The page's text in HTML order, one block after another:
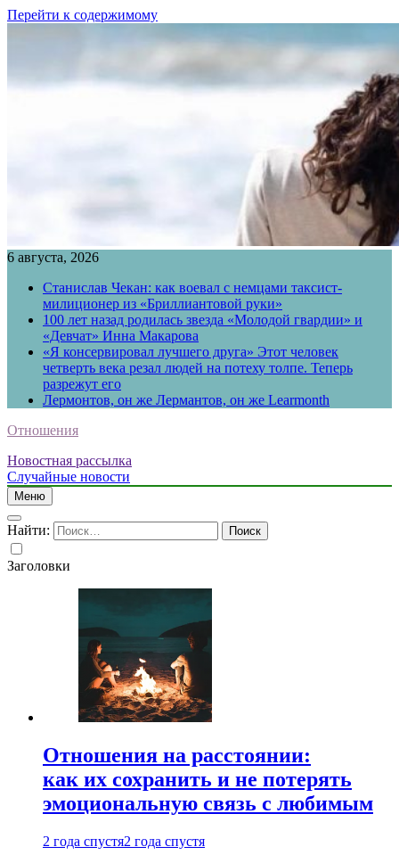
Перейти к содержимому
6 августа, 2026
Станислав Чекан: как воевал с немцами таксист-
милиционер из «Бриллиантовой руки»
100 лет назад родилась звезда «Молодой гвардии» и
«Девчат» Инна Макарова
«Я консервировал лучшего друга» Этот человек
четверть века резал людей на потеху толпе. Теперь
разрежут его
Лермонтов, он же Лермантов, он же Learmonth
Отношения
Новостная рассылка
Случайные новости
Меню
Найти:
Заголовки
Отношения на расстоянии:
как их сохранить и не потерять
эмоциональную связь с любимым
2 года спустя2 года спустя